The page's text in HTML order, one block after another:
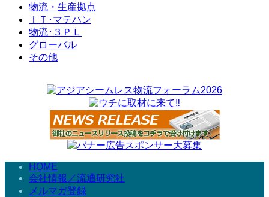
物流・生産拠点
ＩＴ･マテハン
物流･３ＰＬ
グローバル
その他
HOME
会社情報／流通研究社
メルマガ登録